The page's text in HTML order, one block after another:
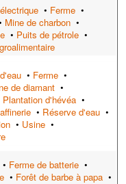
• Ferme •
Mine de charbon •
• Puits de pétrole •
• Ferme •
de diamant •
Plantation d'hévéa •
• Réserve d'eau •
• Usine •
• Ferme de batterie •
• Forêt de barbe à papa •